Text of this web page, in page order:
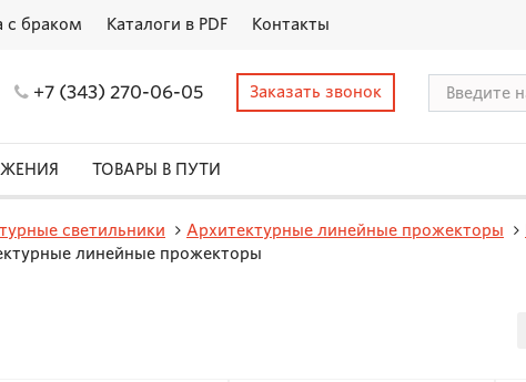
с браком Каталоги в PDF Контакты
+7 (343) 270-06-05 Заказать звонок
ТОВАРЫ В ПУТИ
светильники Архитектурные линейные прожекторы
линейные прожекторы